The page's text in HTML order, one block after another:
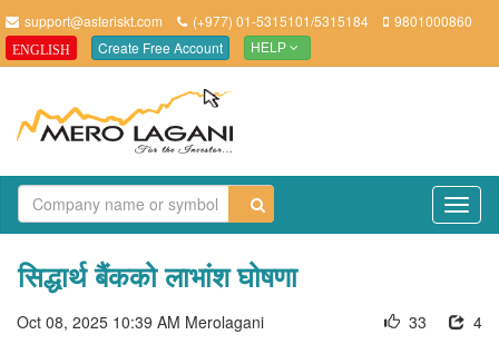
support@asteriskt.com (+977) 01-5315101/5315184 9801000860
ENGLISH Create Free Account HELP
सिद्धार्थ बैंकको लाभांश घोषणा
Oct 08, 2025 10:39 AM Merolagani 4
33